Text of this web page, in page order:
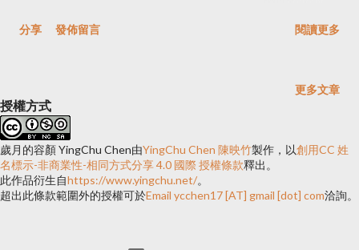
源，政府網站上的資訊應該都是可信度較高的訊息、每個人都可
的。 需要減輕民眾在取得資訊時的負擔： 訊息管道眾多，統一的
訊息公布網站是必要的。目前在台灣，可以透過政府入口網，依
照不同的主題來取得相關的政府資訊與所需要的服務，而不是透
過找尋相關部門再至該部門網站取得自己需要的服務。 透過網路
推廣政策是必要但非唯一管道： 如前所言，人民需要的是服務，
而不是政策廣宣或是部門形象網站。民眾希望在網站上取得自己
分享 發佈留言 閱讀更多
更多文章
授權方式
歲月的容顏 YingChu Chen由YingChu Chen 陳映竹製作，以創用CC 姓
名標示-非商業性-相同方式分享 4.0 國際 授權條款釋出。
此作品衍生自https://www.yingchu.net/。
超出此條款範圍外的授權可於Email ycchen17 [AT] gmail [dot] com洽詢。